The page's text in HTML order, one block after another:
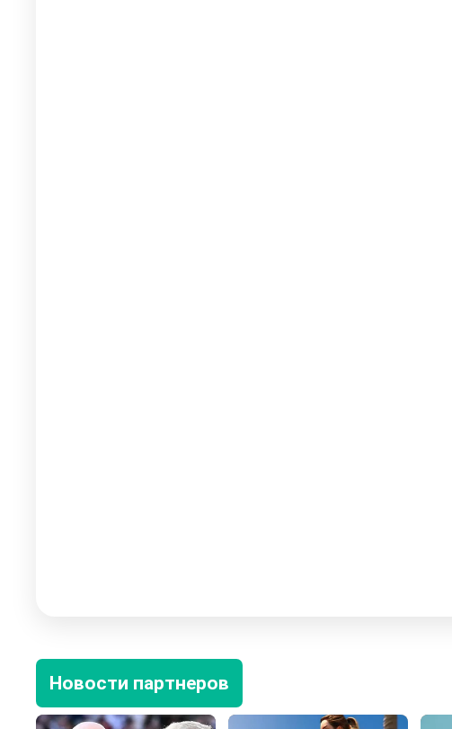
Новости партнеров